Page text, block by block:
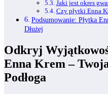
Jaki jest okres
Czy płytki Enna
Podsumowanie: Płytka
Dłużej
Odkryj
Enna Krem –
Podłoga